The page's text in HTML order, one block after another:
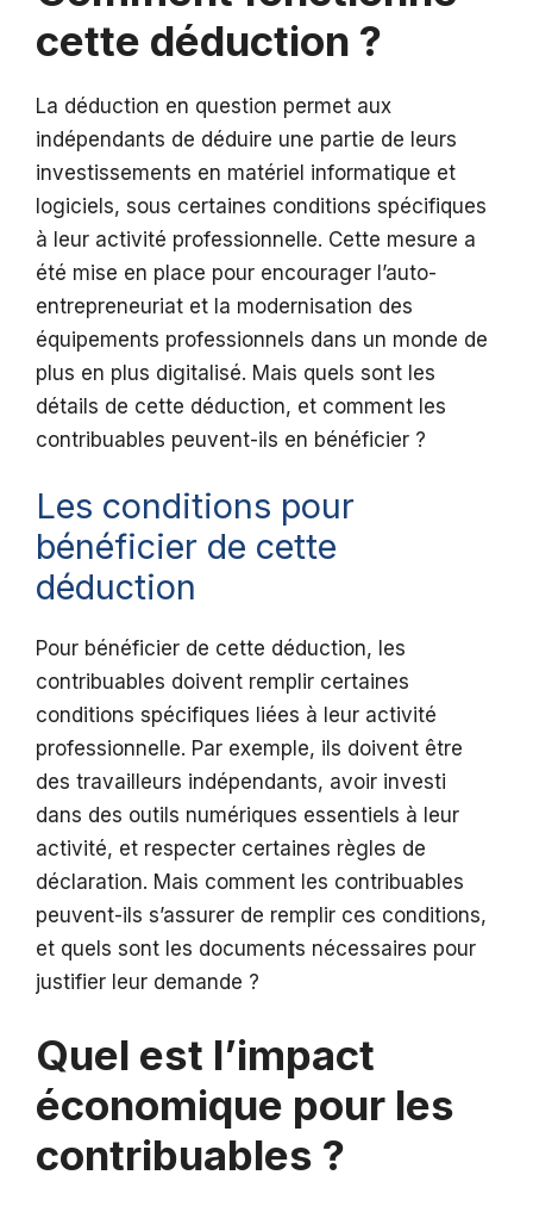
cette déduction ?
La déduction en question permet aux
indépendants de déduire une partie de leurs
investissements en matériel informatique et
logiciels, sous certaines conditions spécifiques
à leur activité professionnelle. Cette mesure a
été mise en place pour encourager l’auto-
entrepreneuriat et la modernisation des
équipements professionnels dans un monde de
plus en plus digitalisé. Mais quels sont les
détails de cette déduction, et comment les
contribuables peuvent-ils en bénéficier ?
Les conditions pour
bénéficier de cette
déduction
Pour bénéficier de cette déduction, les
contribuables doivent remplir certaines
conditions spécifiques liées à leur activité
professionnelle. Par exemple, ils doivent être
des travailleurs indépendants, avoir investi
dans des outils numériques essentiels à leur
activité, et respecter certaines règles de
déclaration. Mais comment les contribuables
peuvent-ils s’assurer de remplir ces conditions,
et quels sont les documents nécessaires pour
justifier leur demande ?
Quel est l’impact
économique pour les
contribuables ?